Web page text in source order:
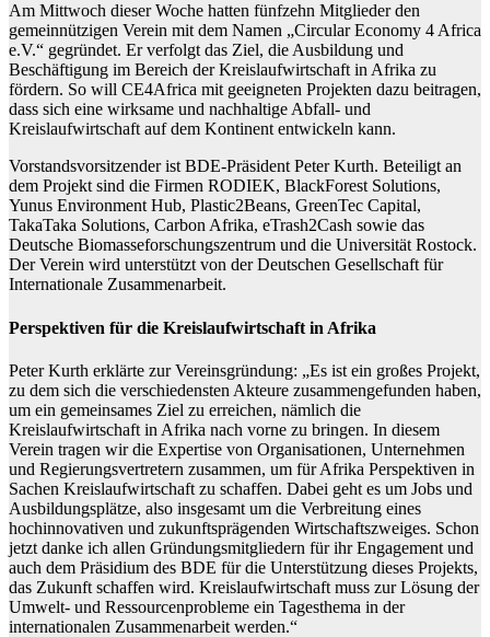
Am Mittwoch dieser Woche hatten fünfzehn Mitglieder den
gemeinnützigen Verein mit dem Namen „Circular Economy 4 Africa
e.V.“ gegründet. Er verfolgt das Ziel, die Ausbildung und
Beschäftigung im Bereich der Kreislaufwirtschaft in Afrika zu
fördern. So will CE4Africa mit geeigneten Projekten dazu beitragen,
dass sich eine wirksame und nachhaltige Abfall- und
Kreislaufwirtschaft auf dem Kontinent entwickeln kann.
Vorstandsvorsitzender ist BDE-Präsident Peter Kurth. Beteiligt an
dem Projekt sind die Firmen RODIEK, BlackForest Solutions,
Yunus Environment Hub, Plastic2Beans, GreenTec Capital,
TakaTaka Solutions, Carbon Afrika, eTrash2Cash sowie das
Deutsche Biomasseforschungszentrum und die Universität Rostock.
Der Verein wird unterstützt von der Deutschen Gesellschaft für
Internationale Zusammenarbeit.
Perspektiven für die Kreislaufwirtschaft in Afrika
Peter Kurth erklärte zur Vereinsgründung: „Es ist ein großes Projekt,
zu dem sich die verschiedensten Akteure zusammengefunden haben,
um ein gemeinsames Ziel zu erreichen, nämlich die
Kreislaufwirtschaft in Afrika nach vorne zu bringen. In diesem
Verein tragen wir die Expertise von Organisationen, Unternehmen
und Regierungsvertretern zusammen, um für Afrika Perspektiven in
Sachen Kreislaufwirtschaft zu schaffen. Dabei geht es um Jobs und
Ausbildungsplätze, also insgesamt um die Verbreitung eines
hochinnovativen und zukunftsprägenden Wirtschaftszweiges. Schon
jetzt danke ich allen Gründungsmitgliedern für ihr Engagement und
auch dem Präsidium des BDE für die Unterstützung dieses Projekts,
das Zukunft schaffen wird. Kreislaufwirtschaft muss zur Lösung der
Umwelt- und Ressourcenprobleme ein Tagesthema in der
internationalen Zusammenarbeit werden.“